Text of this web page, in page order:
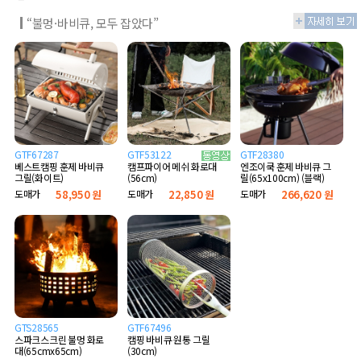
“불멍·바비큐, 모두 잡았다”
GTF67287
베스트캠핑 훈제 바비큐
그릴(화이트)
도매가
58,950 원
GTF53122
캠프파이어 메쉬 화로대
(56cm)
도매가
22,850 원
GTF28380
엔조이쿡 훈제 바비큐 그
릴(65x100cm) (블랙)
도매가
266,620 원
GTS28565
스파크스크린 불멍 화로
대(65cmx65cm)
GTF67496
캠핑 바비큐 원통 그릴
(30cm)